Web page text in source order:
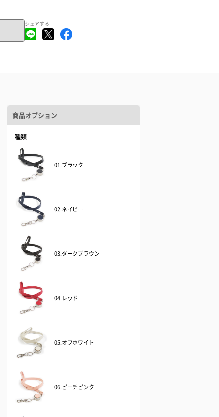
シェアする
商品オプション
種類
01.ブラック
02.ネイビー
03.ダークブラウン
04.レッド
05.オフホワイト
06.ピーチピンク